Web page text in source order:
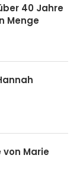
40 Jahre
Menge
von Marie